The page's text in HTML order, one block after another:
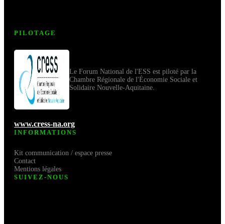
PILOTAGE
Le Forum National de l'ESS est piloté par la
Chambre Régionale de l'Économie Sociale et
Solidaire Nouvelle-Aquitaine.
www.cress-na.org
INFORMATIONS
Kit communication / espace presse
Contact
Mentions légales
SUIVEZ-NOUS